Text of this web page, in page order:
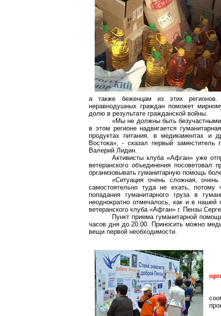
а также беженцам из этих
неравнодушных граждан поможет
долю в результате гражданской войны.
«Мы не должны быть безучастными
в этом регионе надвигается
продуктах питания, в медикаментах и
Востока», - сказал первый заместитель
Валерий Лидин.
Активисты клуба «Афган» уже
ветеранского объединения посоветовал
организовывать гуманитарную помощь
«Ситуация очень сложная,
самостоятельно туда не ехать, потому
попадания гуманитарного груза в
неоднократно отмечалось, как и в
ветеранского клуба «Афган» г. Пензы
Пункт приема гуманитарной
часов дня до 20.00. Приносить можно
вещи первой необходимости.